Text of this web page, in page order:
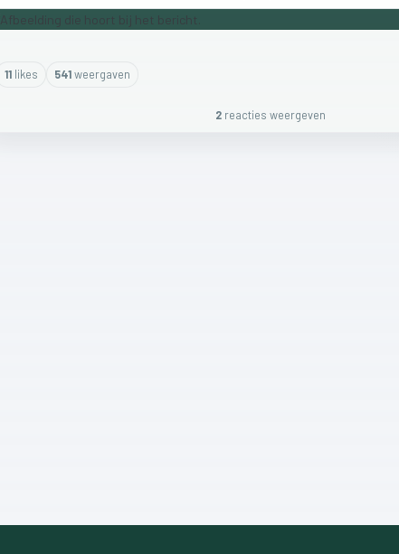
11likes 541weergaven
2 reacties weergeven